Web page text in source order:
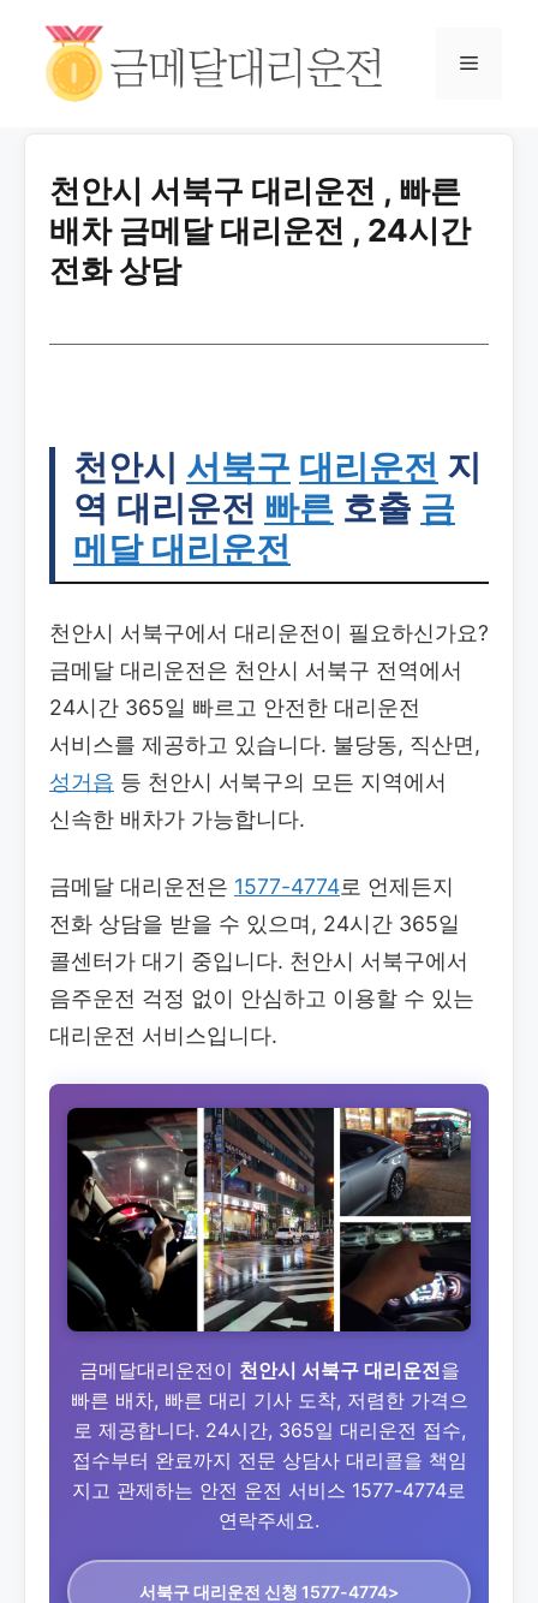
천안시 서북구 대리운전 , 빠른
배차 금메달 대리운전 , 24시간
전화 상담
천안시 서북구 대리운전 지
역 대리운전 빠른 호출 금
메달 대리운전
천안시 서북구에서 대리운전이 필요하신가요?
금메달 대리운전은 천안시 서북구 전역에서
24시간 365일 빠르고 안전한 대리운전
서비스를 제공하고 있습니다. 불당동, 직산면,
성거읍 등 천안시 서북구의 모든 지역에서
신속한 배차가 가능합니다.
금메달 대리운전은 1577-4774로 언제든지
전화 상담을 받을 수 있으며, 24시간 365일
콜센터가 대기 중입니다. 천안시 서북구에서
음주운전 걱정 없이 안심하고 이용할 수 있는
대리운전 서비스입니다.
금메달대리운전이 천안시 서북구 대리운전을
빠른 배차, 빠른 대리 기사 도착, 저렴한 가격으
로 제공합니다. 24시간, 365일 대리운전 접수,
접수부터 완료까지 전문 상담사 대리콜을 책임
지고 관제하는 안전 운전 서비스 1577-4774로
연락주세요.
서북구 대리운전 신청 1577-4774>